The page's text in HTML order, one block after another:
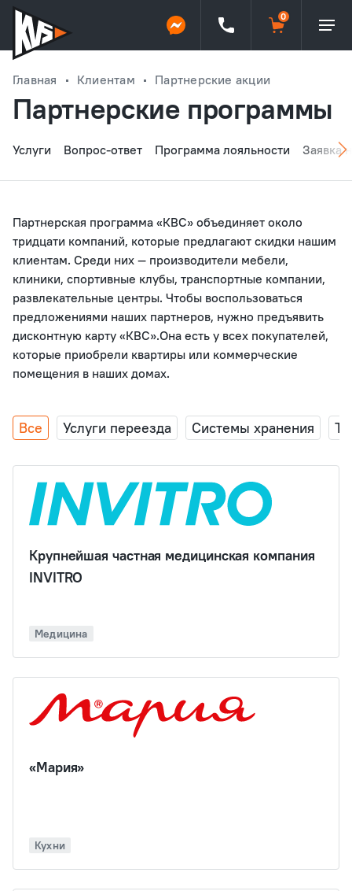
Главная Клиентам Партнерские акции
Партнерские программы
Услуги Вопрос-ответ Программа лояльности Заявка
Партнерская программа «КВС» объединяет около
тридцати компаний, которые предлагают скидки нашим
клиентам. Среди них — производители мебели,
клиники, спортивные клубы, транспортные компании,
развлекательные центры. Чтобы воспользоваться
предложениями наших партнеров, нужно предъявить
дисконтную карту «КВС».Она есть у всех покупателей,
которые приобрели квартиры или коммерческие
помещения в наших домах.
Все Услуги переезда Системы хранения
Крупнейшая частная медицинская компания
INVITRO
Медицина
«Мария»
Кухни